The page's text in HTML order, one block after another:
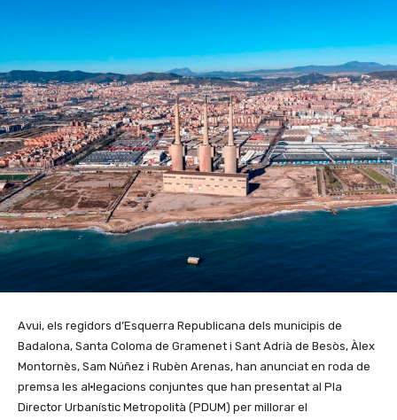
Avui, els regidors d’Esquerra Republicana dels municipis de
Badalona, Santa Coloma de Gramenet i Sant Adrià de Besòs, Àlex
Montornès, Sam Núñez i Rubèn Arenas, han anunciat en roda de
premsa les al·legacions conjuntes que han presentat al Pla
Director Urbanístic Metropolità (PDUM) per millorar el